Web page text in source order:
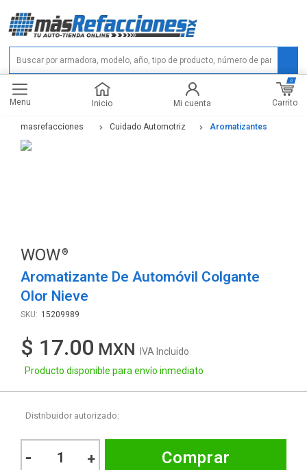
Menu Inicio Mi cuenta Carrito
0
masrefacciones Cuidado Automotriz Aromatizantes
WOW
Aromatizante De Automóvil Colgante
Olor Nieve
15209989
$ 17.00
IVA Incluido
Producto disponible para envío inmediato
Distribuidor autorizado:
- + Comprar